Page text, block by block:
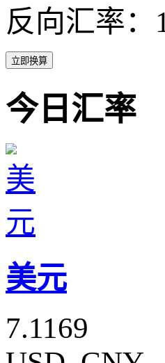
反向汇率：
立即换算
今日汇率
美元
7.1169